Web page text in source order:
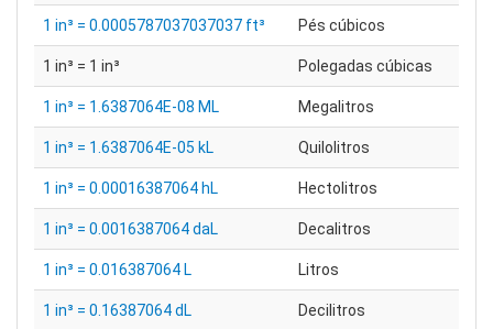
1 in³ = 0.0005787037037037 ft³ Pés cúbicos
1 in³ = 1 in³ Polegadas cúbicas
1 in³ = 1.6387064E-08 ML Megalitros
1 in³ = 1.6387064E-05 kL Quilolitros
1 in³ = 0.00016387064 hL Hectolitros
1 in³ = 0.0016387064 daL Decalitros
1 in³ = 0.016387064 L Litros
1 in³ = 0.16387064 dL Decilitros